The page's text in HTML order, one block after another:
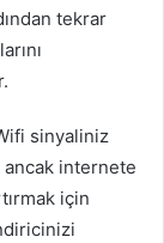
tekrar
sinyaliniz
ancak internete
için